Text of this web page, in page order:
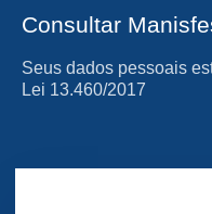
Consultar
Seus dados pessoais
Lei 13.460/2017